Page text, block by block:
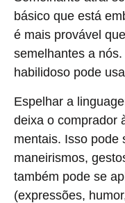
básico que está
é mais provável
semelhantes a
habilidoso pode
Espelhar a
deixa o comprador
mentais. Isso pode
maneirismos,
também pode se
(expressões,